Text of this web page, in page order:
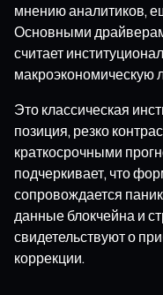
мнению аналитиков,
Основными
считает
макроэкономическую
Это классическая
позиция, резко
краткосрочными
подчеркивает, что
сопровождается
данные блокчейна и
свидетельствуют о
коррекции.